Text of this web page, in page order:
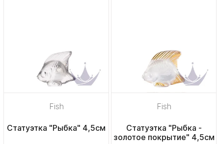
Fish
Статуэтка "Рыбка" 4,5см
Fish
Статуэтка "Рыбка -
золотое покрытие" 4,5см